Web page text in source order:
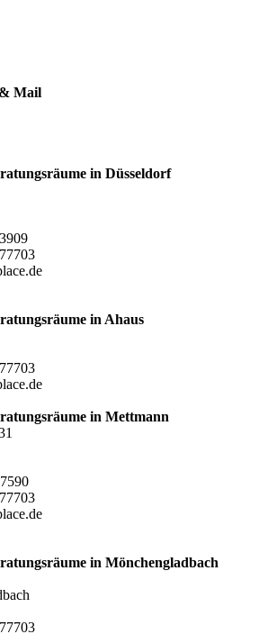
Mail
in Düsseldorf
in Ahaus
in Mettmann
inMönchengladbach